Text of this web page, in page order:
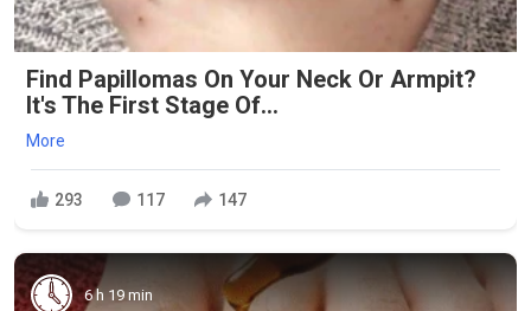
Find Papillomas On Your Neck Or Armpit?
It's The First Stage Of...
More
293 117 147
6 h 19 min